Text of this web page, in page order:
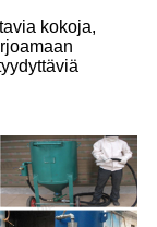
kokoja,